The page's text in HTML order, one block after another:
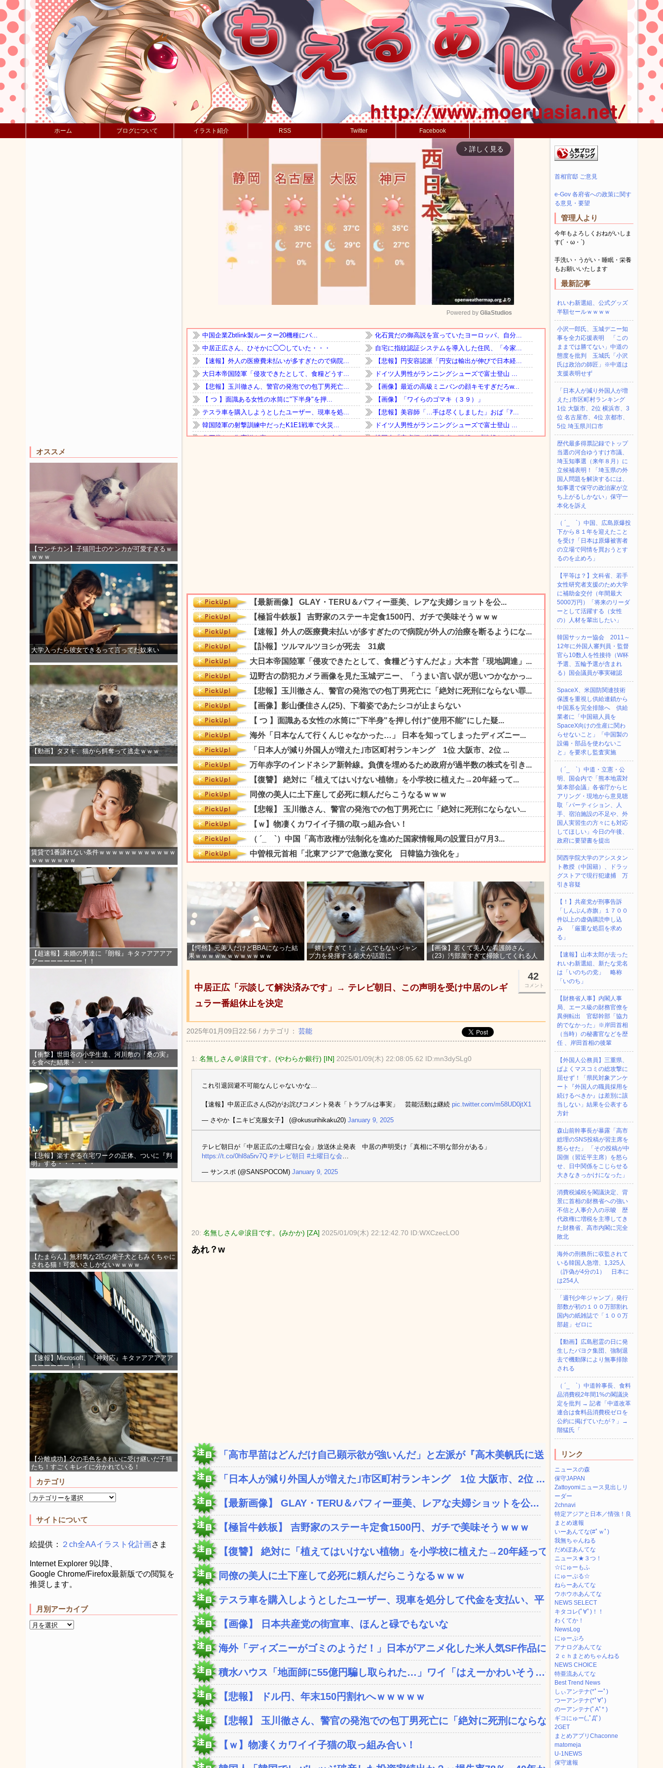
ホーム ブログについて イラスト紹介 RSS Twitter Facebook
オススメ
【マンチカン】子猫同士のケンカが可愛すぎるｗ
ｗｗｗ
大学入ったら彼女できるって言ってた奴来い
【動画】タヌキ、猫から餌奪って逃走ｗｗｗ
賃貸で1番譲れない条件ｗｗｗｗｗｗｗｗｗｗｗｗ
ｗｗｗｗｗｗｗ
【超速報】未婚の男達に『朗報』キタァアアアア
アーーーーーーー！！
【衝撃】世田谷の小学生達、河川敷の『桑の実』
を食べた結果・・・・
【悲報】楽すぎる在宅ワークの正体、ついに『判
明』する・・・・・・
【たまらん】無邪気な2匹の柴子犬ともみくちゃに
される猫！可愛いさしかないｗｗｗｗ
【速報】Microsoft、『神対応』キタァアアアアア
ーーーーーー！！
【分離成功】父の毛色をきれいに受け継いだ子猫
たち！すごくキレイに分かれている！
カテゴリ
サイトについて
絵提供： ２ch全AAイラスト化計画さま
Internet Explorer 9以降、
Google Chrome/Firefox最新版での閲覧を
推奨します。
月別アーカイブ
arrow_forward_ios 詳しく見る
Mute
Powered by GliaStudios
【愕然】元美人だけどBBAになった結
果ｗｗｗｗｗｗｗｗｗｗｗｗ
「嬉しすぎて！」とんでもないジャン
プ力を発揮する柴犬が話題に
【画像】若くて美人な看護師さん
（23）汚部屋すぎて掃除してくれる人
42
コメント
中居正広「示談して解決済みです」→ テレビ朝日、この声明を受け中居のレギ
ュラー番組休止を決定
2025年01月09日22:56 / カテゴリ： 芸能
1: 名無しさん＠涙目です。(やわらか銀行) [IN] 2025/01/09(木) 22:08:05.62 ID:mn3dySLg0
これ引退回避不可能なんじゃないかな…
【速報】中居正広さん(52)がお詫びコメント発表「トラブルは事実」 芸能活動は継続 pic.twitter.com/m58UD0jtX1
— さやか【ニキビ克服女子】 (@okusurihikaku20) January 9, 2025
テレビ朝日が「中居正広の土曜日な会」放送休止発表 中居の声明受け「真相に不明な部分がある」
https://t.co/0hl8a5rv7Q #テレビ朝日 #土曜日な会
— サンスポ (@SANSPOCOM) January 9, 2025
20: 名無しさん＠涙目です。(みかか) [ZA] 2025/01/09(木) 22:12:42.70 ID:WXCzecLO0
あれ？w
「高市早苗はどんだけ自己顕示欲が強いんだ」と左派が『高木美帆氏に送られ...
「日本人が減り外国人が増えた｣市区町村ランキング 1位 大阪市、2位 ...
【最新画像】 GLAY・TERU＆パフィー亜美、レアな夫婦ショットを公...
【極旨牛鉄板】 吉野家のステーキ定食1500円、ガチで美味そうｗｗｗ
【復讐】 絶対に「植えてはいけない植物」を小学校に植えた→20年経って...
同僚の美人に土下座して必死に頼んだらこうなるｗｗｗ
テスラ車を購入しようとしたユーザー、現車を処分して代金を支払い、平日の...
【画像】 日本共産党の街宣車、ほんと碌でもないな
海外「ディズニーがゴミのようだ！」日本がアニメ化した米人気SF作品に絶...
積水ハウス「地面師に55億円騙し取られた…」ワイ「はえーかわいそう…会...
【悲報】 ドル円、年末150円割れへｗｗｗｗｗ
【悲報】 玉川徹さん、警官の発泡での包丁男死亡に「絶対に死刑にならない...
【ｗ】物凄くカワイイ子猫の取っ組み合い！
首相官邸 ご意見
e-Gov 各府省への政策に関す
る意見・要望
管理人より
今年もよろしくおねがいしま
す(´・ω・`)
手洗い・うがい・睡眠・栄養
もお願いいたします
最新記事
れいわ新選組、公式グッズ
半額セールｗｗｗｗ
小沢一郎氏、玉城デニー知
事を全力応援表明 「この
ままでは勝てない」中道の
態度を批判 玉城氏「小沢
氏は政治の師匠」※中道は
支援表明せず
「日本人が減り外国人が増
えた｣市区町村ランキング
1位 大阪市、2位 横浜市、3
位 名古屋市、4位 京都市、
5位 埼玉県川口市
歴代最多得票記録でトップ
当選の河合ゆうすけ市議、
埼玉知事選（来年８月）に
立候補表明！「埼玉県の外
国人問題を解決するには、
知事選で保守の政治家が立
ち上がるしかない」保守一
本化を訴え
（ ´_ゝ`）中国、広島原爆投
下から８１年を迎えたこと
を受け「日本は原爆被害者
の立場で同情を買おうとす
るのを止めろ」
【平等は？】文科省、若手
女性研究者支援のため大学
に補助金交付（年間最大
5000万円）「将来のリーダ
ーとして活躍する（女性
の）人材を輩出したい」
韓国サッカー協会 2011～
12年に外国人審判員・監督
官ら10数人を性接待（W杯
予選、五輪予選が含まれ
る）国会議員が事実確認
SpaceX、米国防関連技術
保護を重視し供給連鎖から
中国系を完全排除へ 供給
業者に「中国籍人員を
SpaceX向けの生産に関わ
らせないこと」「中国製の
設備・部品を使わないこ
と」を要求し監査実施
（ ´_ゝ`）中道・立憲・公
明、国会内で「熊本地震対
策本部会議」各省庁からヒ
アリング・現地から意見聴
取「パーティション、人
手、宿泊施設の不足や、外
国人実習生の方々にも対応
してほしい」今日の午後、
政府に要望書を提出
関西学院大学のアシスタン
ト教授（中国籍）、ドラッ
グストアで現行犯逮捕 万
引き容疑
【！】共産党が刑事告訴
「しんぶん赤旗」１７００
件以上の虚偽購読申し込
み 「厳重な処罰を求め
る」
【速報】山本太郎が去った
れいわ新選組、新たな党名
は「いのちの党」 略称
「いのち」
【財務省人事】内閣人事
局、エース級の財務官僚を
異例転出 官邸幹部「協力
的でなかった」※岸田首相
（当時）の秘書官などを歴
任 、岸田首相の後輩
【外国人公務員】三重県、
ぱよくマスコミの総攻撃に
屈せず！「県民対象アンケ
ート『外国人の職員採用を
続けるべきか』は差別に該
当しない」結果を公表する
方針
森山前幹事長が暴露「高市
総理のSNS投稿が習主席を
怒らせた」 「その投稿が中
国側（習近平主席）を怒ら
せ、日中関係をこじらせる
大きなきっかけになった」
消費税減税を閣議決定、背
景に首相の財務省への強い
不信と人事介入の示唆 歴
代政権に増税を主導してき
た財務省、高市内閣に完全
敗北
海外の刑務所に収監されて
いる韓国人急増、1,325人
（詐偽が4分の1） 日本に
は254人
「週刊少年ジャンプ」発行
部数が初の１００万部割れ
国内の紙雑誌で「１００万
部超」ゼロに
【動画】広島慰霊の日に発
生したパヨク集団、強制退
去で機動隊により無事排除
される
（ ´_ゝ`）中道幹事長、食料
品消費税2年間1%の閣議決
定を批判 → 記者「中道改革
連合は食料品消費税ゼロを
公約に掲げていたが？」→
階猛氏「
リンク
ニュースの森
保守JAPAN
Zattoyomiニュース見出しリ
ーダー
2chnavi
特定アジアと日本／情強！良
まとめ速報
いーあんてな(#ﾟｗﾟ)
我無ちゃんねる
だめぽあんてな
ニュース★３つ！
☆にゅーもふ
にゅーぷる☆
ねらーあんてな
ウホウホあんてな
NEWS SELECT
キタコレ(ﾟ∀ﾟ)！！
わくてか！
NewsLog
にゅーぷろ
アナログあんてな
２ｃｈまとめちゃんねる
NEWS CHOICE
特亜流あんてな
Best Trend News
しぃアンテナ(*ﾟーﾟ)
つーアンテナ(*ﾟ∀ﾟ)
のーアンテナ(ﾟAﾟ* )
ギコにゅー(,,ﾟДﾟ)
2GET
まとめアプリChaconne
matomeja
U-1NEWS
保守速報